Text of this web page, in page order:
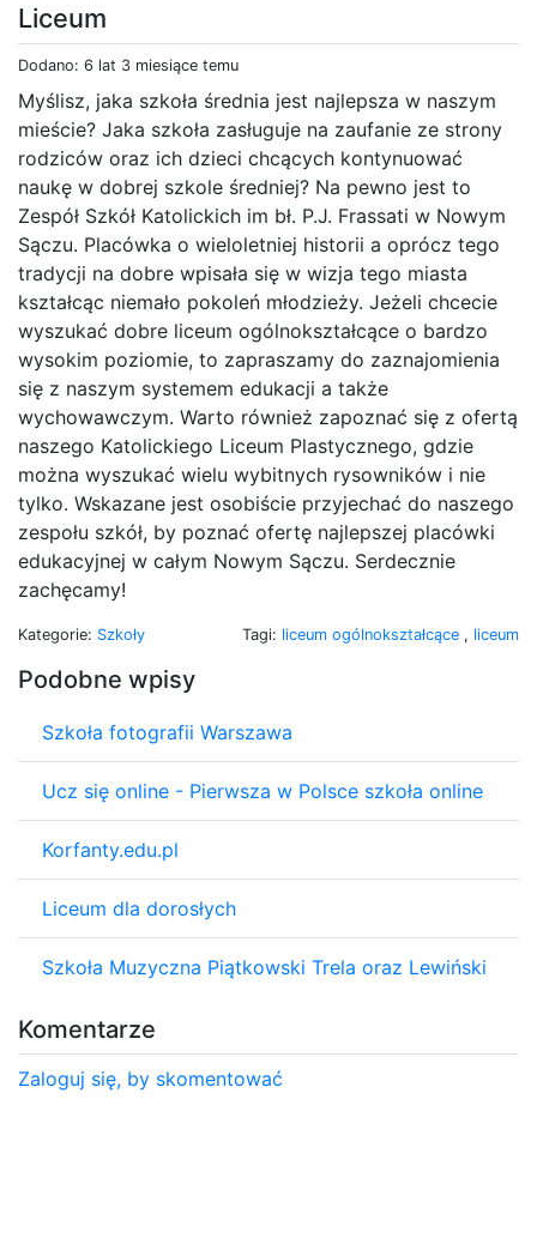
Liceum
Dodano: 6 lat 3 miesiące temu
Myślisz, jaka szkoła średnia jest najlepsza w naszym
mieście? Jaka szkoła zasługuje na zaufanie ze strony
rodziców oraz ich dzieci chcących kontynuować
naukę w dobrej szkole średniej? Na pewno jest to
Zespół Szkół Katolickich im bł. P.J. Frassati w Nowym
Sączu. Placówka o wieloletniej historii a oprócz tego
tradycji na dobre wpisała się w wizja tego miasta
kształcąc niemało pokoleń młodzieży. Jeżeli chcecie
wyszukać dobre liceum ogólnokształcące o bardzo
wysokim poziomie, to zapraszamy do zaznajomienia
się z naszym systemem edukacji a także
wychowawczym. Warto również zapoznać się z ofertą
naszego Katolickiego Liceum Plastycznego, gdzie
można wyszukać wielu wybitnych rysowników i nie
tylko. Wskazane jest osobiście przyjechać do naszego
zespołu szkół, by poznać ofertę najlepszej placówki
edukacyjnej w całym Nowym Sączu. Serdecznie
zachęcamy!
Kategorie: Szkoły Tagi: liceum ogólnokształcące , liceum
Podobne wpisy
Szkoła fotografii Warszawa
Ucz się online - Pierwsza w Polsce szkoła online
Korfanty.edu.pl
Liceum dla dorosłych
Szkoła Muzyczna Piątkowski Trela oraz Lewiński
Komentarze
Zaloguj się, by skomentować